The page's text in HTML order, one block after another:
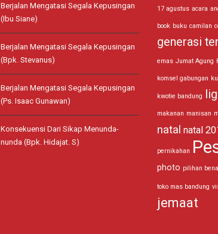
Berjalan Mengatasi Segala Kepusingan
(Ibu Siane)
Berjalan Mengatasi Segala Kepusingan
(Bpk. Stevanus)
Berjalan Mengatasi Segala Kepusingan
(Ps. Isaac Gunawan)
Konsekuensi Dari Sikap Menunda-
nunda (Bpk. Hidajat. S)
17 agustus acara
book buku camilan
generasi
emas Jumat Agung
komsel gabungan
kwotie bandung
makanan manisan
natal natal
pernikahan
photo pilihan
toko mas bandung
jemaat